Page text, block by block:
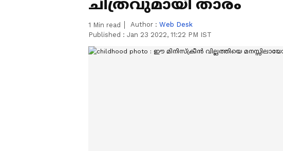
ചിത്രവുമായി താരം
1 Min read Author : Web Desk
Published : Jan 23 2022, 11:22 PM IST